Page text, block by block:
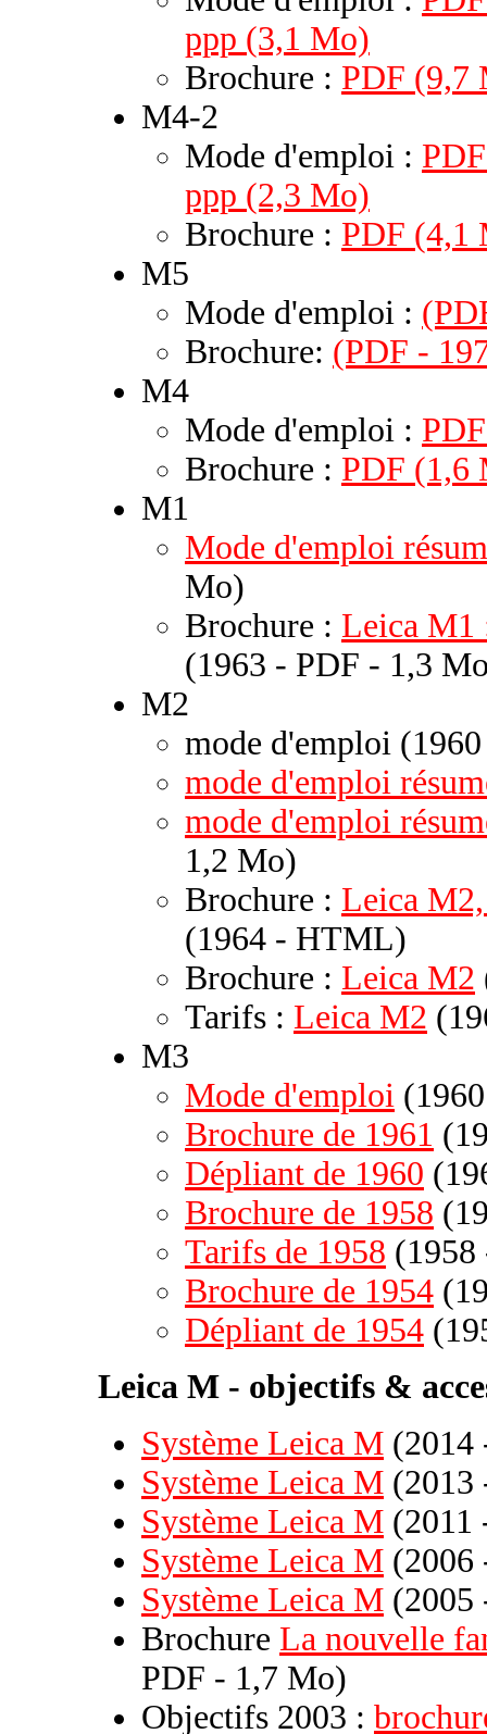
ppp (3,1 Mo)
Brochure : PDF (9,7
M4-2
Mode d'emploi :
ppp (2,3 Mo)
Brochure : PDF (4,1
M5
Mode d'emploi :
Brochure: (PDF -
M4
Mode d'emploi :
Brochure : PDF (1,6
M1
Mode d'emploi
Mo)
Brochure : Leica M1
(1963 - PDF - 1,3
M2
mode d'emploi
mode d'emploi
mode d'emploi
1,2 Mo)
Brochure : Leica
(1964 - HTML)
Brochure : Leica M2
Tarifs : Leica M2
M3
Mode d'emploi
Brochure de 1961
Dépliant de 1960
Brochure de 1958
Tarifs de 1958 (1958
Brochure de 1954
Dépliant de 1954
Leica M - objectifs &
Système Leica M (2014
Système Leica M (2013
Système Leica M (2011
Système Leica M (2006
Système Leica M (2005
Brochure La nouvelle
PDF - 1,7 Mo)
Objectifs 2003 :